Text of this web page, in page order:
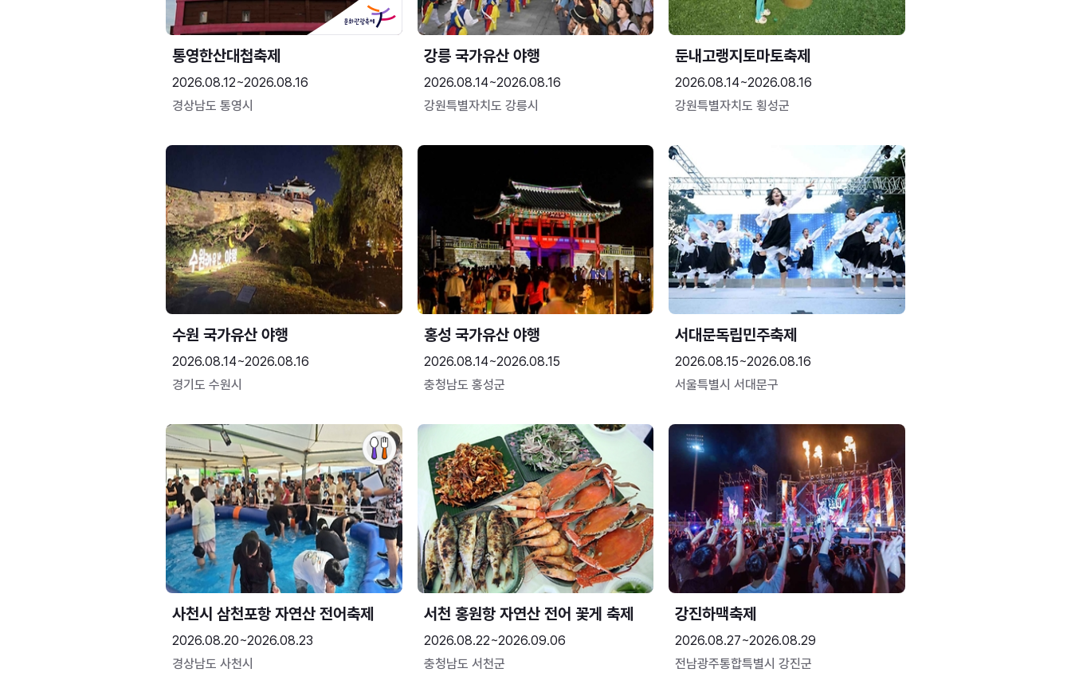
통영한산대첩축제
2026.08.12~2026.08.16
경상남도 통영시
강릉 국가유산 야행
2026.08.14~2026.08.16
강원특별자치도 강릉시
둔내고랭지토마토축제
2026.08.14~2026.08.16
강원특별자치도 횡성군
수원 국가유산 야행
2026.08.14~2026.08.16
경기도 수원시
홍성 국가유산 야행
2026.08.14~2026.08.15
충청남도 홍성군
서대문독립민주축제
2026.08.15~2026.08.16
서울특별시 서대문구
사천시 삼천포항 자연산 전어축제
2026.08.20~2026.08.23
경상남도 사천시
서천 홍원항 자연산 전어 꽃게 축제
2026.08.22~2026.09.06
충청남도 서천군
강진하맥축제
2026.08.27~2026.08.29
전남광주통합특별시 강진군